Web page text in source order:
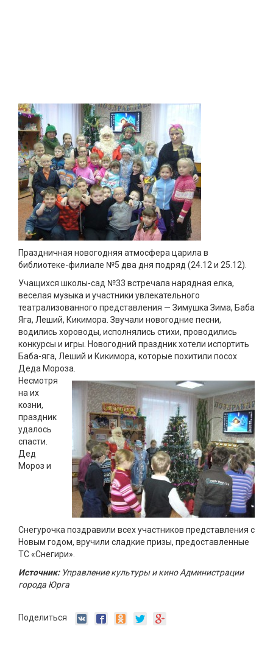
Праздничная новогодняя атмосфера царила в
библиотеке-филиале №5 два дня подряд (24.12 и 25.12).
Учащихся школы-сад №33 встречала нарядная елка,
веселая музыка и участники увлекательного
театрализованного представления — Зимушка Зима, Баба
Яга, Леший, Кикимора. Звучали новогодние песни,
водились хороводы, исполнялись стихи, проводились
конкурсы и игры. Новогодний праздник хотели испортить
Баба-яга, Леший и Кикимора, которые похитили посох
Деда Мороза.
Несмотря
на их
козни,
праздник
удалось
спасти.
Дед
Мороз и
Снегурочка поздравили всех участников представления с
Новым годом, вручили сладкие призы, предоставленные
ТС «Снегири».
Источник:Управление культуры и кино Администрации
города Юрга
Поделиться